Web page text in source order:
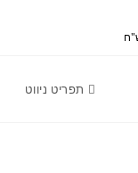
תפריט ניווט